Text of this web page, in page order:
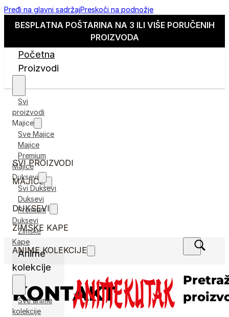
Pređi na glavni sadržajPreskoči na podnožje
BESPLATNA POŠTARINA NA 3 ILI VIŠE PORUČENIH
PROIZVODA
Početna
Proizvodi
Svi
proizvodi
Majice
Sve Majice
Majice
Premium
Majice
Duksevi
Svi Duksevi
Duksevi
Premium
Duksevi
Zimske
Kape
Anime
kolekcije
Sve anime
kolekcije
SVI PROIZVODI
MAJICE
DUKSEVI
ZIMSKE KAPE
ANIME KOLEKCIJE
KONTAKT